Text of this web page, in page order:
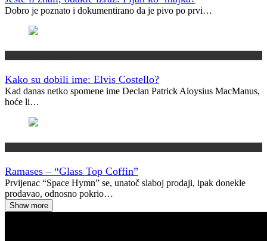
Dobro je poznato i dokumentirano da je pivo po prvi…
Kako su dobili ime: Elvis Costello?
Kad danas netko spomene ime Declan Patrick Aloysius MacManus,
hoće li…
Ramases – “Glass Top Coffin”
Prvijenac “Space Hymn” se, unatoč slaboj prodaji, ipak donekle
prodavao, odnosno pokrio…
Show more